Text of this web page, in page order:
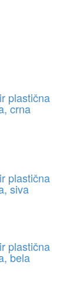
plastična
crna
plastična
siva
plastična
bela